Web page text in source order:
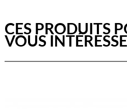
CES PRODUITS
VOUS